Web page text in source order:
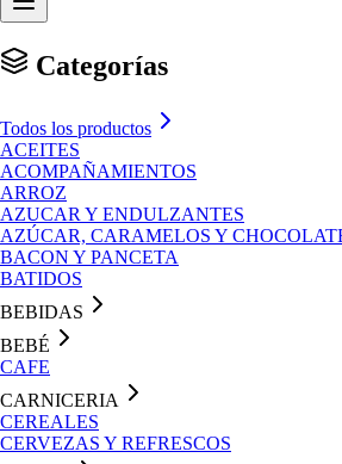
Categorías
Todos los productos
ACEITES
ACOMPAÑAMIENTOS
ARROZ
AZUCAR Y ENDULZANTES
AZÚCAR, CARAMELOS Y
BACON Y PANCETA
BATIDOS
BEBIDAS
BEBÉ
CAFE
CARNICERIA
CEREALES
CERVEZAS Y REFRESCOS